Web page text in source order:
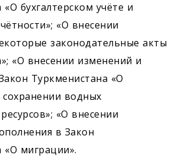
бухгалтерском учёте и
«О внесении
законодательные акты
«О внесении изменений и
Туркменистана «О
водных
«О внесении
в Закон
«О миграции».